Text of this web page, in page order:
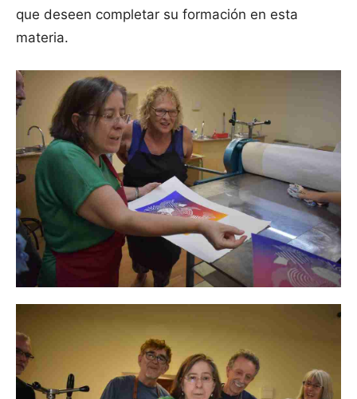
que deseen completar su formación en esta
materia.